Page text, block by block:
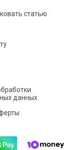
статью
данных